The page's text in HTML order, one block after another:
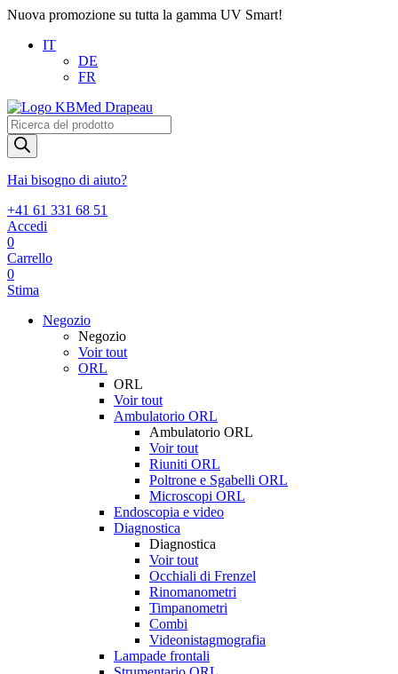
Nuova promozione su tutta la gamma UV Smart!
IT
DE
FR
Products
search
Hai bisogno di aiuto?
+41 61 331 68 51
Accedi
0
Carrello
0
Stima
Negozio
Negozio
Voir tout
ORL
ORL
Voir tout
Ambulatorio ORL
Ambulatorio ORL
Voir tout
Riuniti ORL
Poltrone e Sgabelli ORL
Microscopi ORL
Endoscopia e video
Diagnostica
Diagnostica
Voir tout
Occhiali di Frenzel
Rinomanometri
Timpanometri
Combi
Videonistagmografia
Lampade frontali